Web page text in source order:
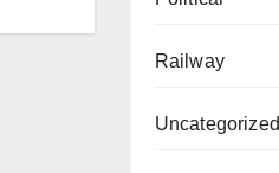
Railway
Uncategorized